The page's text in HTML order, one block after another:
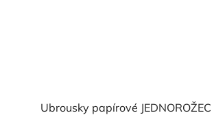
Ubrousky papírové